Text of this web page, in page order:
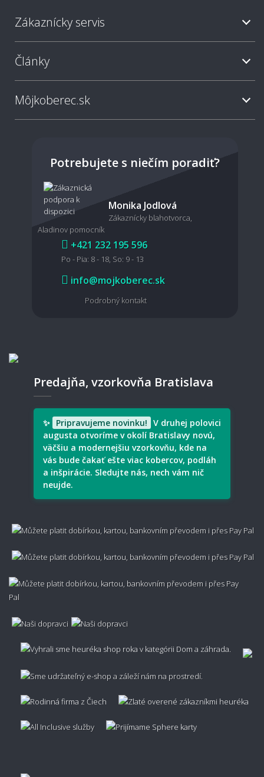
Aký typ koberca je najjednoduchší na
Dá sa koberec povysávať robotickým
vysávačom?
Je možné koberec čistiť mokrou cestou?
Aký typ koberec je vhodný pre deti?
Je prírodný materiál lepší ako syntetický?
Aký je rozdiel medzi vlnou, polypropylénom a
Nezachytáva sa v koberci prach?
👣🔥 Protišmykovosť a podlahové kúrenie
Zákaznícky servis
Články
Môjkoberec.sk
Potrebujete s niečím poradiť?
Monika Jodlová
Zákaznícky blahotvorca,
Aladinov pomocník
+421 232 195 596
Po - Pia: 8 - 18, So: 9 - 13
info@mojkoberec.sk
Podrobný kontakt
Predajňa, vzorkovňa Bratislava
✨ Pripravujeme novinku! V druhej polovici
augusta otvoríme v okolí Bratislavy novú,
väčšiu a modernejšiu vzorkovňu, kde na
vás bude čakať ešte viac kobercov, podláh
a inšpirácie. Sledujte nás, nech vám nič
neujde.